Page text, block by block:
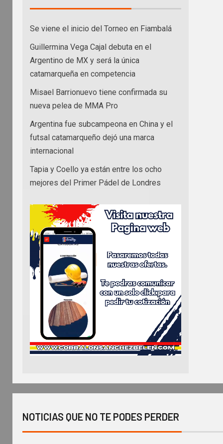
Se viene el inicio del Torneo en Fiambalá
Guillermina Vega Cajal debuta en el
Argentino de MX y será la única
catamarqueña en competencia
Misael Barrionuevo tiene confirmada su
nueva pelea de MMA Pro
Argentina fue subcampeona en China y el
futsal catamarqueño dejó una marca
internacional
Tapia y Coello ya están entre los ocho
mejores del Primer Pádel de Londres
NOTICIAS QUE NO TE PODES PERDER